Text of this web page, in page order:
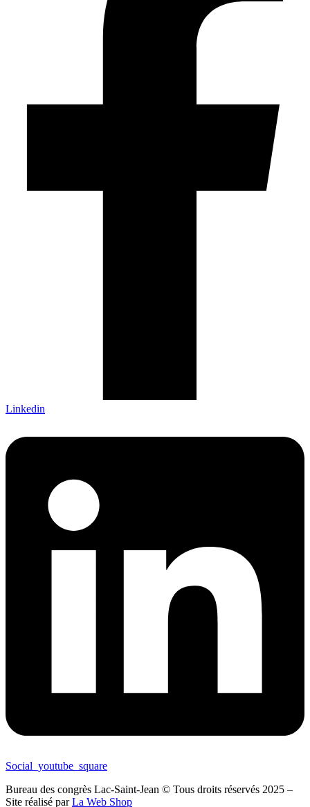
Linkedin
Social_youtube_square
Bureau des congrès Lac-Saint-Jean © Tous droits réservés 2025 –
Site réalisé parLa Web Shop